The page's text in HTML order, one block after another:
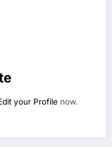
your Profile now.